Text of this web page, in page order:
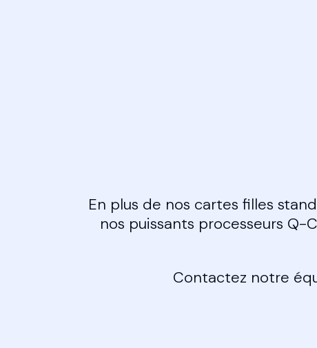
En plus de nos cartes filles
nos puissants processeurs Q-
Contactez notre